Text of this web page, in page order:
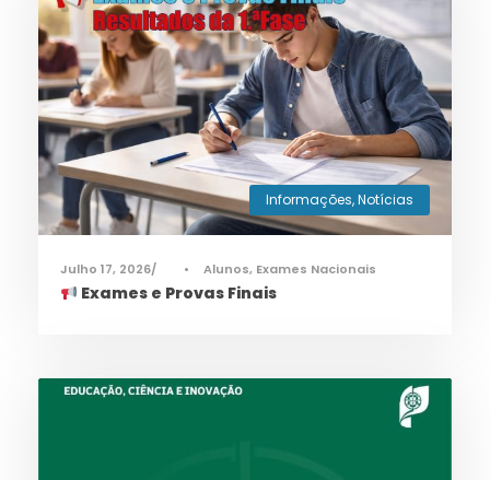
Informações,Notícias
Julho 17, 2026 • Alunos, Exames Nacionais
Exames e Provas Finais